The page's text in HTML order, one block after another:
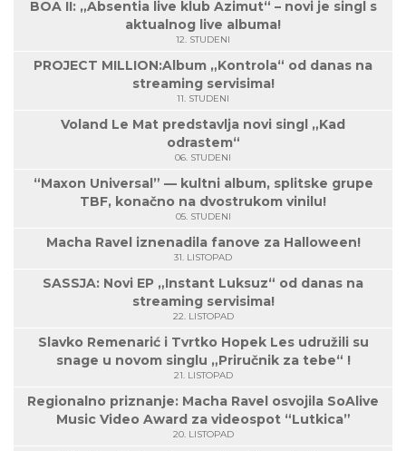
BOA II: „Absentia live klub Azimut“ – novi je singl s
aktualnog live albuma!
12. STUDENI
PROJECT MILLION:Album „Kontrola“ od danas na
streaming servisima!
11. STUDENI
Voland Le Mat predstavlja novi singl „Kad
odrastem“
06. STUDENI
“Maxon Universal” — kultni album, splitske grupe
TBF, konačno na dvostrukom vinilu!
05. STUDENI
Macha Ravel iznenadila fanove za Halloween!
31. LISTOPAD
SASSJA: Novi EP „Instant Luksuz“ od danas na
streaming servisima!
22. LISTOPAD
Slavko Remenarić i Tvrtko Hopek Les udružili su
snage u novom singlu „Priručnik za tebe“ !
21. LISTOPAD
Regionalno priznanje: Macha Ravel osvojila SoAlive
Music Video Award za videospot “Lutkica”
20. LISTOPAD